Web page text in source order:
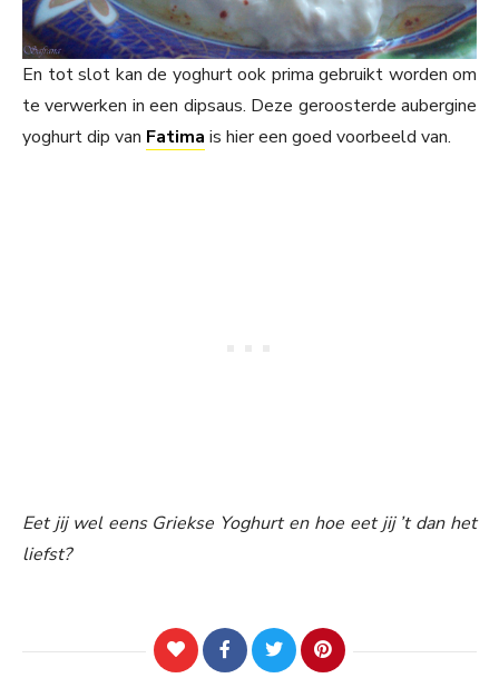
En tot slot kan de yoghurt ook prima gebruikt worden om
te verwerken in een dipsaus. Deze geroosterde aubergine
yoghurt dip van Fatima is hier een goed voorbeeld van.
Eet jij wel eens Griekse Yoghurt en hoe eet jij ’t dan het
liefst?